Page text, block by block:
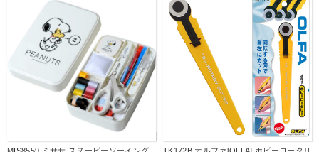
MIS8559 ミササ スヌーピーソーイング TK172B オルファ[OLFA] ホビーロータリ